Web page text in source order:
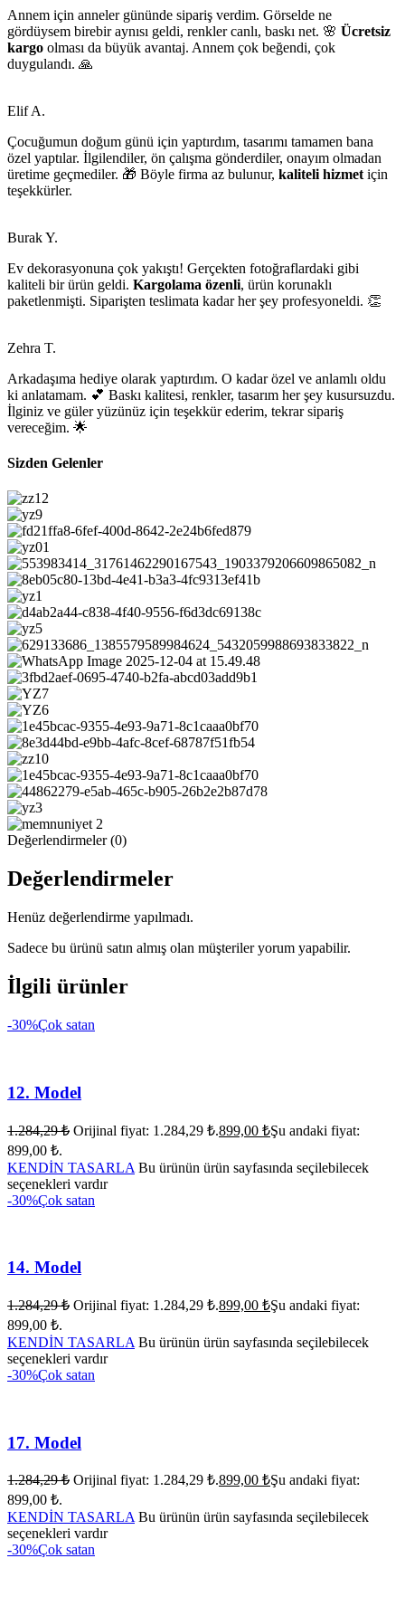
Annem için anneler gününde sipariş verdim. Görselde ne
gördüysem birebir aynısı geldi, renkler canlı, baskı net. 🌸 Ücretsiz
kargo olması da büyük avantaj. Annem çok beğendi, çok
duygulandı. 🙏
Elif A.
Çocuğumun doğum günü için yaptırdım, tasarımı tamamen bana
özel yaptılar. İlgilendiler, ön çalışma gönderdiler, onayım olmadan
üretime geçmediler. 🎁 Böyle firma az bulunur, kaliteli hizmet için
teşekkürler.
Burak Y.
Ev dekorasyonuna çok yakıştı! Gerçekten fotoğraflardaki gibi
kaliteli bir ürün geldi. Kargolama özenli, ürün korunaklı
paketlenmişti. Siparişten teslimata kadar her şey profesyoneldi. 👏
Zehra T.
Arkadaşıma hediye olarak yaptırdım. O kadar özel ve anlamlı oldu
ki anlatamam. 💕 Baskı kalitesi, renkler, tasarım her şey kusursuzdu.
İlginiz ve güler yüzünüz için teşekkür ederim, tekrar sipariş
vereceğim. 🌟
Sizden Gelenler
Değerlendirmeler (0)
Değerlendirmeler
Henüz değerlendirme yapılmadı.
Sadece bu ürünü satın almış olan müşteriler yorum yapabilir.
İlgili ürünler
-30%Çok satan
12. Model
1.284,29₺ Orijinal fiyat: 1.284,29 ₺.899,00 ₺Şu andaki fiyat:
899,00 ₺.
KENDİN TASARLA Bu ürünün ürün sayfasında seçilebilecek
seçenekleri vardır
-30%Çok satan
14. Model
1.284,29₺ Orijinal fiyat: 1.284,29 ₺.899,00 ₺Şu andaki fiyat:
899,00 ₺.
KENDİN TASARLA Bu ürünün ürün sayfasında seçilebilecek
seçenekleri vardır
-30%Çok satan
17. Model
1.284,29₺ Orijinal fiyat: 1.284,29 ₺.899,00 ₺Şu andaki fiyat:
899,00 ₺.
KENDİN TASARLA Bu ürünün ürün sayfasında seçilebilecek
seçenekleri vardır
-30%Çok satan